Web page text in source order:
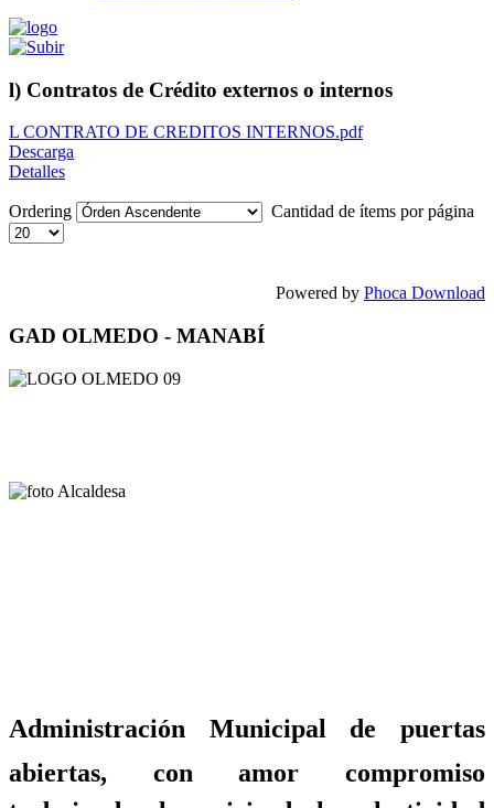
l) Contratos de Crédito externos o internos
L CONTRATO DE CREDITOS INTERNOS.pdf
Descarga
Detalles
Ordering Cantidad de ítems por página
Powered by Phoca Download
GAD OLMEDO - MANABÍ
Administración Municipal de puertas
abiertas, con amor compromiso